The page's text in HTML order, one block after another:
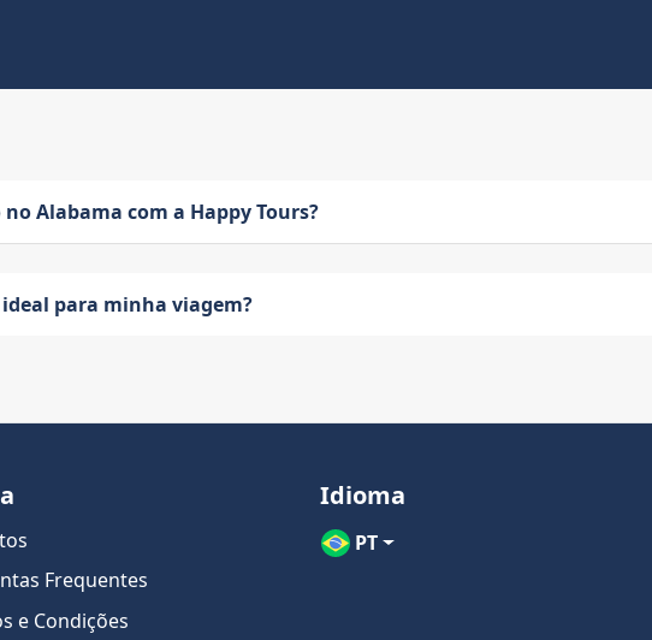
Alabama com a Happy Tours?
para minha viagem?
Frequentes
e Condições
Idioma
PT